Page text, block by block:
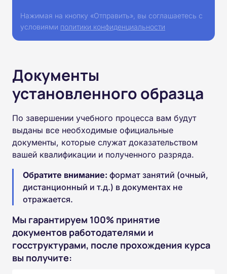
Нажимая на кнопку «Отправить», вы соглашаетесь с
условиями политики конфиденциальности
Документы
установленного образца
По завершении учебного процесса вам будут
выданы все необходимые официальные
документы, которые служат доказательством
вашей квалификации и полученного разряда.
Обратите внимание: формат занятий (очный,
дистанционный и т.д.) в документах не
отражается.
Мы гарантируем 100% принятие
документов работодателями и
госструктурами, после прохождения курса
вы получите: